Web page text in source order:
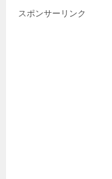
スポンサーリンク